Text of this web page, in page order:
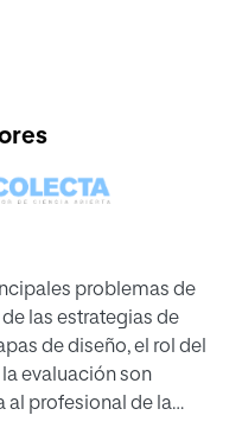
problemas de
las estrategias de
de diseño, el rol del
evaluación son
al profesional de la